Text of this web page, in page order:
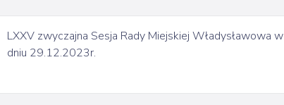
LXXV zwyczajna Sesja Rady Miejskiej Władysławowa w
dniu 29.12.2023r.